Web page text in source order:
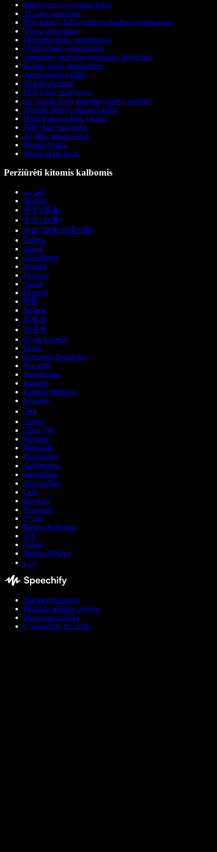
Diktavimas ir įvedimas balsu
AI balso asistentas
PDF teksto į kalbą funkcija Android įrenginiuose
Teksto skaitytuvas
Moteriško balso generatorius
Vyriško balso generatorius
Geriausios skaitymo programos disleksijai
Roboto balso generatorius
Anime teksto į kalbą
AI balso keitiklis
PDF garso skaitytuvas
Ar Google Docs gali man skaityti garsiai?
Chrome plėtinys tekstui į kalbą
Hindi kalbos tekstas į kalbą
PDF skaitymas balsu
AI balsų generavimas
Tekstas į balsą
Teksto skaitytuvas
Peržiūrėti kitomis kalbomis
العربية
Magyar
中文 (简体)
中文 (台灣)
中文 (简体 中国大陆)
Čeština
Dansk
Nederlands
English
Français
Suomi
Deutsch
हिन्दी
Italiano
日本語
한국어
Norsk bokmål
Polski
Português Brasileiro
Русский
Українська
Español
Español (México)
Svenska
ไทย
Türkçe
Tiếng Việt
Română
Português
Български
ქართული
Slovenčina
Slovenščina
Eesti
Hrvatski
Ελληνικά
עברית
Bahasa Indonesia
বাংলা
Català
Bahasa Melayu
اردو
Slapukų nuostatos
Paslaugų teikimo sąlygos
Privatumo politika
© Speechify Inc 2026